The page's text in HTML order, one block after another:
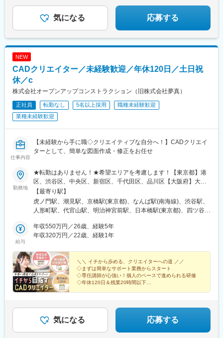
長沼駅(静岡県)、新日本橋駅、新御茶ノ水駅、新宿駅(東京メト
ロ)、後楽園駅、二重橋前駅、学習院下駅、高輪台駅、内幸町駅、
末広町駅(東京都)、京急蒲田駅、稲荷町駅(東京都)、御成門駅、銀
座一丁目駅、芝公園駅、鮫洲駅、白金高輪駅、立川南駅、九品仏
駅、高島町駅、高津駅(神奈川県)、和泉多摩川駅、梶が谷駅、東海
神駅、京成八幡駅、東京ディズニーランド・ステーション駅、大
ドーム前矢田駅、駅前駅、西一宮駅、東別院駅、池下駅、国際セ
駅、御影駅(兵庫県・阪神線)、県庁前駅(兵庫県)、芦屋駅(阪神
線)、風の丘中間駅、久寿川駅、柚木駅(静岡鉄道線)、竹橋駅、淡
路町駅、新宿御苑前駅
長野駅、福井駅、岡山駅、松山市駅、福山駅、広島駅、横川駅(広
島県)、中電前駅、呉駅、勝田駅、日立駅、大甕駅、常陸多賀駅、
佐和駅、研究学園駅、宇都宮駅、小山駅、太田駅(群馬県)、中央前
橋駅、新前橋駅、苫小牧駅、さっぽろ駅、青森駅、秋田駅、長岡
駅、近鉄四日市駅、大和西大寺駅、鳥取駅、松江駅、下関駅、徳
中央駅、彦根駅、新宿西口駅、立川駅、千葉駅、あおば通駅、西
松本駅、新静岡駅、第一通り駅、新豊田駅、名古屋駅、名鉄岐阜
山陽姫路駅、紙屋町東駅、薬院大通駅、浜町アーケード駅、通町
筋駅、県庁前駅(愛媛県)、高見馬場駅、小川町駅(東京都)、赤坂見
附駅、向原駅(東京都)、人形町駅、新大久保駅、京橋駅(東京都)、
泉岳寺駅、虎ノ門ヒルズ駅、巣鴨新田駅、新御徒町駅、新宿駅(東
町駅、浅草駅(ＴＸ)、大崎広小路駅、面影橋駅、両国駅(都営線)、
新橋駅、柳小路駅、八丁畷駅、星川駅、馬車道駅、国道駅、鹿島
船駅、北与野駅、大阪城公園駅、なんば駅(地下鉄)、古川橋駅、な
にわ橋駅、渡辺橋駅、新大阪駅、西大橋駅、心斎橋駅、堺筋本町
駅、大阪天満宮駅、西元町駅、計算科学センター駅、山陽明石
駅、西院駅(京福線)、くいな橋駅、桂川駅(京都府)、日比野駅(名古
屋市営)、大門駅(愛知県)、矢田駅(愛知県)、上前津駅、栄町駅(愛
駅、多屋駅、祇園駅(福岡県)、熊本駅前駅、八千代町駅、市役所前
駅(長野県)、福井駅(福井県)、横川駅、市役所前駅(広島県)、宇都
駅、立川南駅、北１２条駅、仙台駅(地下鉄)、日吉町駅、新浜松
駅、名鉄名古屋駅、新富町駅(富山県)、東梅田駅、三宮駅(神戸新
交通)、西川緑道公園駅、本通駅、旦過駅、桜町駅(長崎県)、九品
寺交差点駅、市役所前駅(愛媛県)、甲東中学校前駅、淡路町駅、溜
池山王駅、東池袋四丁目駅、西武新宿駅、六本木一丁目駅、日比
駅、芝公園駅、田原町駅(東京都)、浅草橋駅、西大島駅、岩本町
駅、築地市場駅、神奈川駅、京急川崎駅、栄町駅(千葉県)、大阪難
波駅、東淀川駅、扇町駅(大阪府)、西新町駅、西大路三条駅、東向
日駅、平安通駅、大須観音駅、中洲川端駅、西鉄福岡駅、二本木
ケ谷駅、小竹向原駅、立川駅、泉岳寺駅、仙台駅、錦糸町駅、淀
屋橋駅、新大阪駅、四ツ谷駅、新木場駅、戸塚駅、名鉄名古屋
町駅、溝の口駅、あざみ野駅、上大岡駅、練馬駅、川越駅、中央
駅、さっぽろ駅、あおば通駅、北鉄金沢駅、新静岡駅、銀山町
新高島駅、牛田駅(東京都)、二重橋前駅、大阪梅田駅(阪神線)、西
早稲田駅、内幸町駅、北品川駅、西梅田駅、とうきょうスカイツ
駅、新丸子駅、大阪城北詰駅、竹橋駅、京急蒲田駅、京急川崎
駅、東海神駅、代官山駅、日暮里駅(舎人ライナー)、石上駅、下神
立川北駅、高輪ゲートウェイ駅、仙台駅(地下鉄)、大江橋駅、西中
島南方駅、麹町駅、海老名駅(相模線)、西太子堂駅、三越前駅、三
田駅(東京都)、新豊洲駅、三宮駅(神戸新交通)、新日本橋駅、池ノ
上駅、栄町駅(愛知県)、東銀座駅、千石駅、浅草駅(ＴＸ)、新今宮
駅前駅、堺筋本町駅、高津駅(神奈川県)、豊島園駅(都営線)、赤羽
岩淵駅、王子駅前駅、桜木町駅、御成門駅、北１２条駅、千葉中
央駅、七ツ屋駅、日吉町駅、八丁堀駅(広島県)、片原町駅(香川
県)、櫛田神社前駅、新宿駅、都電雑司ケ谷駅、高島町駅、京成関
屋駅、汐留駅、高輪台駅、岩本町駅、天王寺駅前駅、京成上野
成船橋駅、西日暮里駅(舎人ライナー)、桃谷駅、江古田駅、立川南
駅、白金高輪駅、なにわ橋駅、南方駅(大阪府)、茅場町駅、淡路町
駅、東北沢駅、栄町駅(千葉県)、久屋大通駅、駒込駅、本所吾妻橋
駅、動物園前駅、武蔵溝ノ口駅、豊島園駅(西武線)、飛鳥山駅、馬
車道駅、浜松町駅
転職するなら”欲張り事務”になりませんか？
気になる 応募する
NEW
CADクリエイター／未経験歓迎／年休120日／土日祝
休／c
株式会社オープンアップコンストラクション（旧株式会社夢真）
正社員 転勤なし 5名以上採用
職種未経験歓迎
業種未経験歓迎
仕事内容
【未経験から手に職◇クリエイティブな自分へ！】CADクリエイ
ターとして、簡単な図面作成・修正をお任せ
勤務地
★転勤はありません！★希望エリアを考慮します！【東京都】港
区、渋谷区、中央区、新宿区、千代田区、品川区【大阪府】大阪
市★U・Iターン歓迎★車通勤OK（配属先による）★社員寮がある
勤務地あり（一部、寮費全額補助付きの勤務地もあり）★「転勤
なし」を選択の際は条件などが多少変動いたします。面接の際に
【最寄り駅】
虎ノ門駅、潮見駅、京橋駅(東京都)、なんば駅(南海線)、渋谷駅、
人形町駅、代官山駅、明治神宮前駅、日本橋駅(東京都)、四ツ谷
内幸町駅、五反田駅、大崎駅、銀座一丁目駅、東銀座駅、新日本
橋駅、大阪上本町駅、本町駅、谷町四丁目駅、心斎橋駅、長堀橋
駅、小伝馬町駅、恵比寿駅、原宿駅、三越前駅、麹町駅、東新宿
駅、新宿駅、都庁前駅、二重橋前駅、新橋駅、大崎広小路駅、銀
座駅、谷町九丁目駅、堺筋本町駅、四ツ橋駅、霞ケ関駅(東京都)、
大阪難波駅、水天宮前駅、茅場町駅、新宿駅(東京メトロ)、西新宿
五丁目駅、大手町駅(東京都)、日比谷駅、汐留駅、不動前駅、築地
給与
年収550万円／26歳、経験5年
年収320万円／22歳、経験1年
＼＼ イチから歩める、クリエイターへの道 ／／
◇まずは簡単なサポート業務からスタート
◇専任講師が心強い！個人のペースで進められる研修
◇年休120日＆残業20時間以下
気になる 応募する